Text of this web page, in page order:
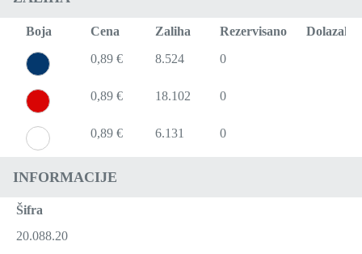
Boja Cena Zaliha Rezervisano
Dolazak
0,89 €
8.524 0
0,89 € 18.102 0
0,89 € 6.131 0
INFORMACIJE
Šifra
20.088.20